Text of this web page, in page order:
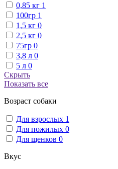
0,85 кг 1
100гр 1
1,5 кг 0
2,5 кг 0
75гр 0
3,8 л 0
5 л 0
Скрыть
Показать все
Возраст собаки
Для взрослых 1
Для пожилых 0
Для щенков 0
Вкус